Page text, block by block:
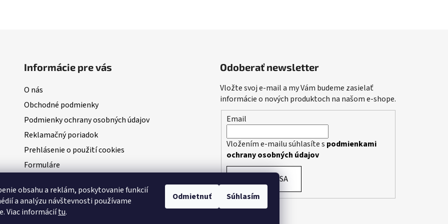
obsahu a reklám, poskytovanie funkcií
a analýzu návštevnosti používame
Viac informáciítu.
Odmietnuť Súhlasím
Informácie pre vás
O nás
Obchodné podmienky
Podmienky ochrany osobných údajov
Reklamačný poriadok
Prehlásenie o použití cookies
Formuláre
NAŠI PARTNERI - predajcovia Dudi Bait
VEĽKÁ AUGUSTOVÁ SÚŤAŽ O 100kg BOILIES
Odoberať newsletter
Vložte svoj e-mail a my Vám budeme zasielať
informácie o nových produktoch na našom e-shope.
Email
Vložením e-mailu súhlasíte s podmienkami
ochrany osobných údajov
PRIHLÁSIŤ SA